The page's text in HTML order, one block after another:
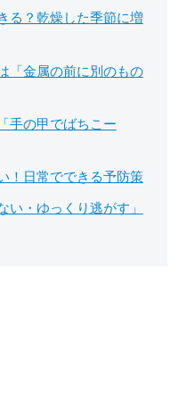
る？乾燥した季節に増
「金属の前に別のもの
手の甲でばちこー
！日常でできる予防策
い・ゆっくり逃がす」